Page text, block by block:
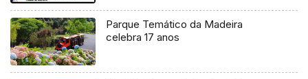
Parque Temático da Madeira
celebra 17 anos